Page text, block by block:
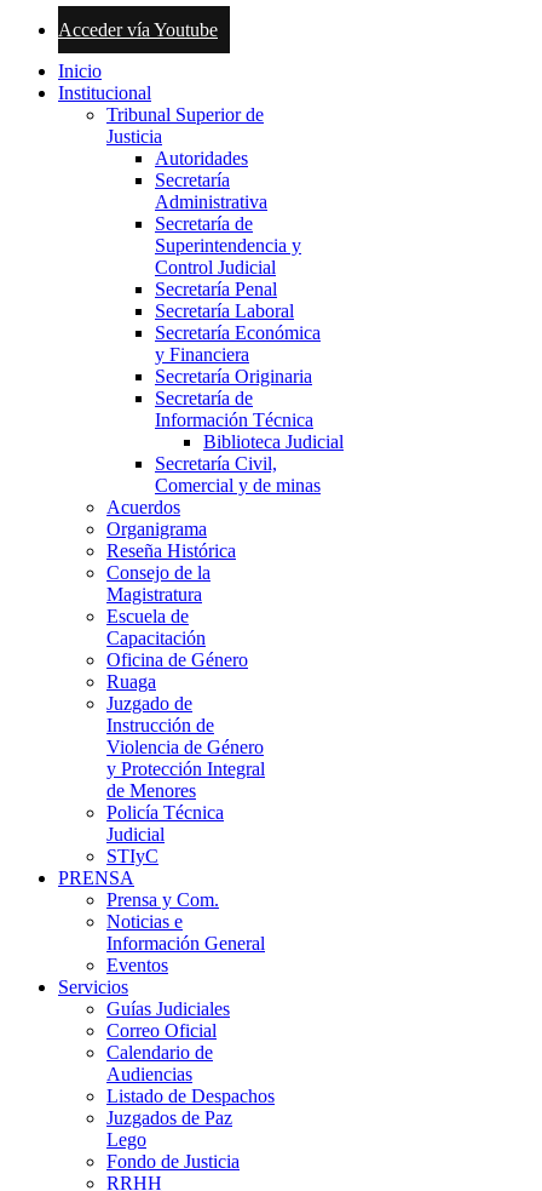
Acceder vía Youtube
Inicio
Institucional
Tribunal Superior de
Justicia
Autoridades
Secretaría
Administrativa
Secretaría de
Superintendencia y
Control Judicial
Secretaría Penal
Secretaría Laboral
Secretaría Económica
y Financiera
Secretaría Originaria
Secretaría de
Información Técnica
Biblioteca Judicial
Secretaría Civil,
Comercial y de minas
Acuerdos
Organigrama
Reseña Histórica
Consejo de la
Magistratura
Escuela de
Capacitación
Oficina de Género
Ruaga
Juzgado de
Instrucción de
Violencia de Género
y Protección Integral
de Menores
Policía Técnica
Judicial
STIyC
PRENSA
Prensa y Com.
Noticias e
Información General
Eventos
Servicios
Guías Judiciales
Correo Oficial
Calendario de
Audiencias
Listado de Despachos
Juzgados de Paz
Lego
Fondo de Justicia
RRHH